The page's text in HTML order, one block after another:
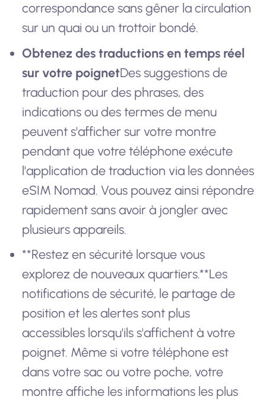
correspondance sans gêner la circulation
sur un quai ou un trottoir bondé.
Obtenez des traductions en temps réel
sur votre poignetDes suggestions de
traduction pour des phrases, des
indications ou des termes de menu
peuvent s'afficher sur votre montre
pendant que votre téléphone exécute
l'application de traduction via les données
eSIM Nomad. Vous pouvez ainsi répondre
rapidement sans avoir à jongler avec
plusieurs appareils.
**Restez en sécurité lorsque vous
explorez de nouveaux quartiers.**Les
notifications de sécurité, le partage de
position et les alertes sont plus
accessibles lorsqu'ils s'affichent à votre
poignet. Même si votre téléphone est
dans votre sac ou votre poche, votre
montre affiche les informations les plus